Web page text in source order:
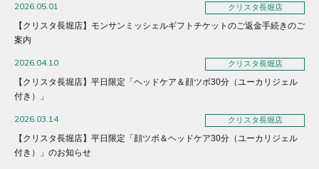
2026.05.01 クリスタ長堀店
【クリスタ長堀店】モンサンミッシェルギフトチケットのご返金手続きのご
案内
2026.04.10 クリスタ長堀店
【クリスタ長堀店】平日限定「ヘッドケア＆顔ツボ30分（ユーカリジェル
付き）」
2026.03.14 クリスタ長堀店
【クリスタ長堀店】平日限定「顔ツボ＆ヘッドケア30分（ユーカリジェル
付き）」のお知らせ